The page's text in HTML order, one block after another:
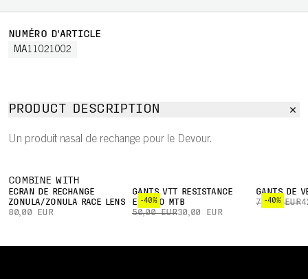
NUMÉRO D'ARTICLE
MA11021002
PRODUCT DESCRIPTION
Un produit nasal de rechange pour le Devour.
COMBINE WITH
ÉCRAN DE RECHANGE
ZONULA/ZONULA RACE LENS
80,00 EUR
-40%
GANTS VTT RESISTANCE
ENDURO MTB
50,00 EUR30,00 EUR
-40%
GANTS DE
70,00 EUR